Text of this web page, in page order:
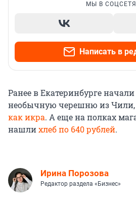
МЫ В
Написать в
Ранее в Екатеринбурге
необычную черешню из Чили,
как икра. А еще на полках
нашлихлеб по 640 рублей.
Ирина Порозова
Редактор раздела «Бизнес»